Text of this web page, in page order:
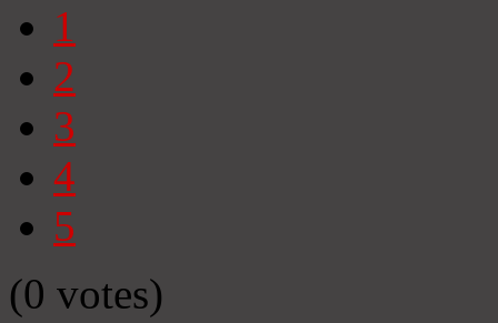
1
2
3
4
5
(0 votes)